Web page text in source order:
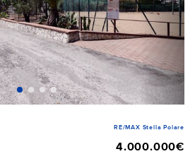
RE/MAX Stella Polare
4.000.000€